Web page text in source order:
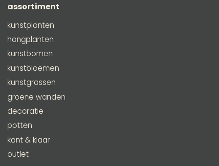
assortiment
kunstplanten
hangplanten
kunstbomen
kunstbloemen
kunstgrassen
groene wanden
decoratie
potten
kant & klaar
outlet